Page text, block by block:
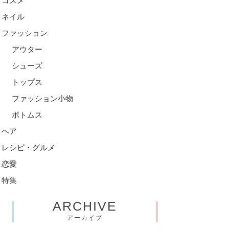
ネイル
ファッション
アウター
シューズ
トップス
ファッション小物
ボトムス
ヘア
レシピ・グルメ
恋愛
特集
ARCHIVE
アーカイブ